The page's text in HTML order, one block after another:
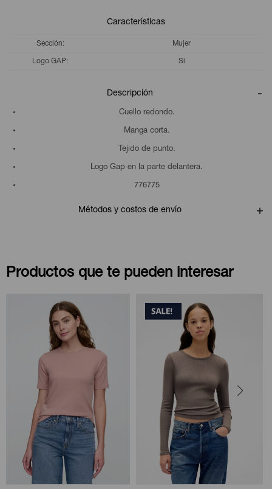
Características
Sección Mujer
Logo GAP Si
Descripción
Cuello redondo.
Manga corta.
Tejido de punto.
Logo Gap en la parte delantera.
776775
Métodos y costos de envío
Productos que te pueden interesar